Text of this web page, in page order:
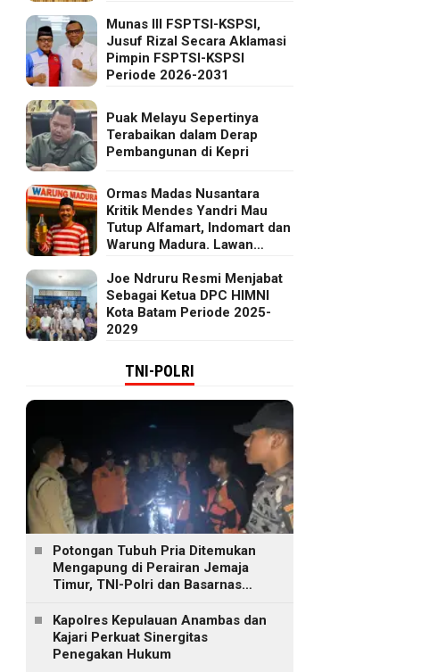
Sosial
Munas III FSPTSI-KSPSI,
Jusuf Rizal Secara Aklamasi
Pimpin FSPTSI-KSPSI
Periode 2026-2031
Puak Melayu Sepertinya
Terabaikan dalam Derap
Pembangunan di Kepri
Ormas Madas Nusantara
Kritik Mendes Yandri Mau
Tutup Alfamart, Indomart dan
Warung Madura. Lawan
Joe Ndruru Resmi Menjabat
Sebagai Ketua DPC HIMNI
Kota Batam Periode 2025-
2029
TNI-POLRI
Potongan Tubuh Pria Ditemukan
Mengapung di Perairan Jemaja
Timur, TNI-Polri dan Basarnas
Kapolres Kepulauan Anambas dan
Kajari Perkuat Sinergitas
Penegakan Hukum